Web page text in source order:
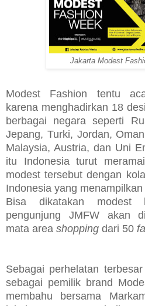
Jakarta Modest
Modest Fashion tentu
karena menghadirkan 18
berbagai negara seperti
Jepang, Turki, Jordan,
Malaysia, Austria, dan Uni
itu Indonesia turut
modest tersebut dengan
Indonesia yang
Bisa dikatakan modest
pengunjung JMFW akan
mata area shopping dari 50
Sebagai perhelatan
sebagai pemilik brand
membahu bersama